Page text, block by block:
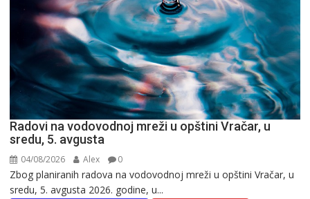
Radovi na vodovodnoj mreži u opštini Vračar, u
sredu, 5. avgusta
04/08/2026 Alex 0
Zbog planiranih radova na vodovodnoj mreži u opštini Vračar, u
sredu, 5. avgusta 2026. godine, u...